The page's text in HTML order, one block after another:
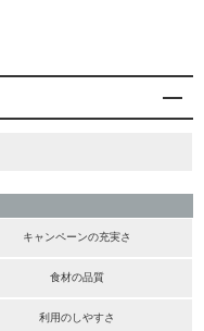
キャンペーンの充実さ
食材の品質
利用のしやすさ